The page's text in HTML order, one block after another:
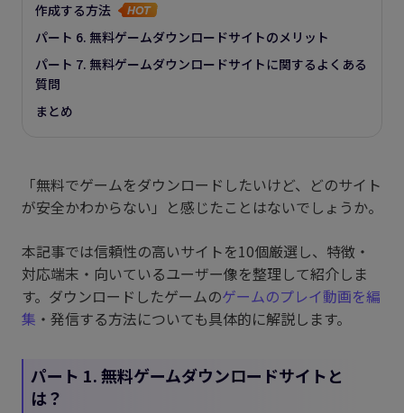
作成する方法
パート 6. 無料ゲームダウンロードサイトのメリット
パート 7. 無料ゲームダウンロードサイトに関するよくある
質問
まとめ
「無料でゲームをダウンロードしたいけど、どのサイト
が安全かわからない」と感じたことはないでしょうか。
本記事では信頼性の高いサイトを10個厳選し、特徴・
対応端末・向いているユーザー像を整理して紹介しま
す。ダウンロードしたゲームのゲームのプレイ動画を編
集 ・発信する方法についても具体的に解説します。
パート 1. 無料ゲームダウンロードサイトと
は？